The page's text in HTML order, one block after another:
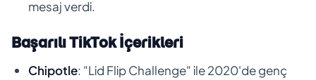
mesaj verdi.
Başarılı TikTok İçerikleri
Chipotle: "Lid Flip Challenge" ile 2020'de genç